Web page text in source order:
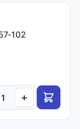
102
+